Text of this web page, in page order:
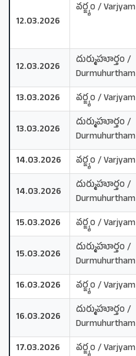
12.03.2026
వర్జ్యం / Varjyam
12.03.2026
దుర్ముహూర్తం /
Durmuhurtham
13.03.2026
వర్జ్యం / Varjyam
13.03.2026
దుర్ముహూర్తం /
Durmuhurtham
14.03.2026
వర్జ్యం / Varjyam
14.03.2026
దుర్ముహూర్తం /
Durmuhurtham
15.03.2026
వర్జ్యం / Varjyam
15.03.2026
దుర్ముహూర్తం /
Durmuhurtham
16.03.2026 వర్జ్యం / Varjyam
16.03.2026
దుర్ముహూర్తం /
Durmuhurtham
17.03.2026
వర్జ్యం / Varjyam